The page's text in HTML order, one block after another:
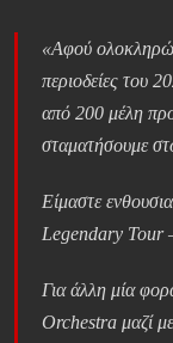
«Αφού
περιοδείες του
από 200 μέλη
σταματήσουμε
Είμαστε
Legendary Tour
Για άλλη μία
Orchestra μαζί